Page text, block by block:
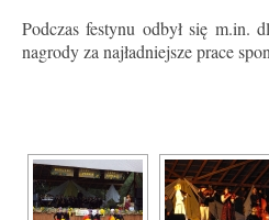
Podczas festynu odbył się m.in.
nagrody za najładniejsze prace